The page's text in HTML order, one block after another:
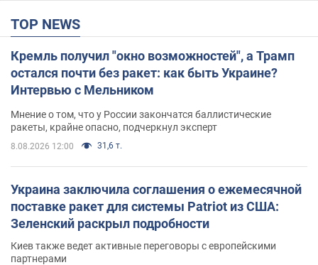
TOP NEWS
Кремль получил "окно возможностей", а Трамп
остался почти без ракет: как быть Украине?
Интервью с Мельником
Мнение о том, что у России закончатся баллистические
ракеты, крайне опасно, подчеркнул эксперт
8.08.2026 12:00 31,6 т.
Украина заключила соглашения о ежемесячной
поставке ракет для системы Patriot из США:
Зеленский раскрыл подробности
Киев также ведет активные переговоры с европейскими
партнерами